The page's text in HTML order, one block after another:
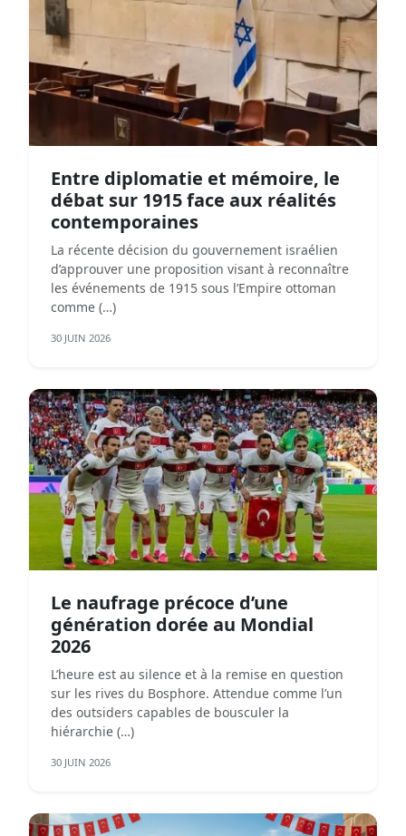
Entre diplomatie et mémoire, le
débat sur 1915 face aux réalités
contemporaines
La récente décision du gouvernement israélien
d’approuver une proposition visant à reconnaître
les événements de 1915 sous l’Empire ottoman
comme (…)
30 JUIN 2026
Le naufrage précoce d’une
génération dorée au Mondial
2026
L’heure est au silence et à la remise en question
sur les rives du Bosphore. Attendue comme l’un
des outsiders capables de bousculer la
hiérarchie (…)
30 JUIN 2026